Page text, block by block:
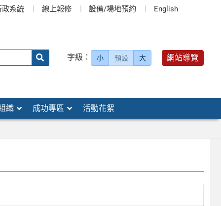
政系統 線上報修 設備/場地預約 English
字級： 小 預設 大 網站導覽
織 成功專區 活動花絮